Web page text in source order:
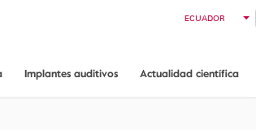
ECUADOR
PANAMÁ
Implantes auditivos Actualidad científica